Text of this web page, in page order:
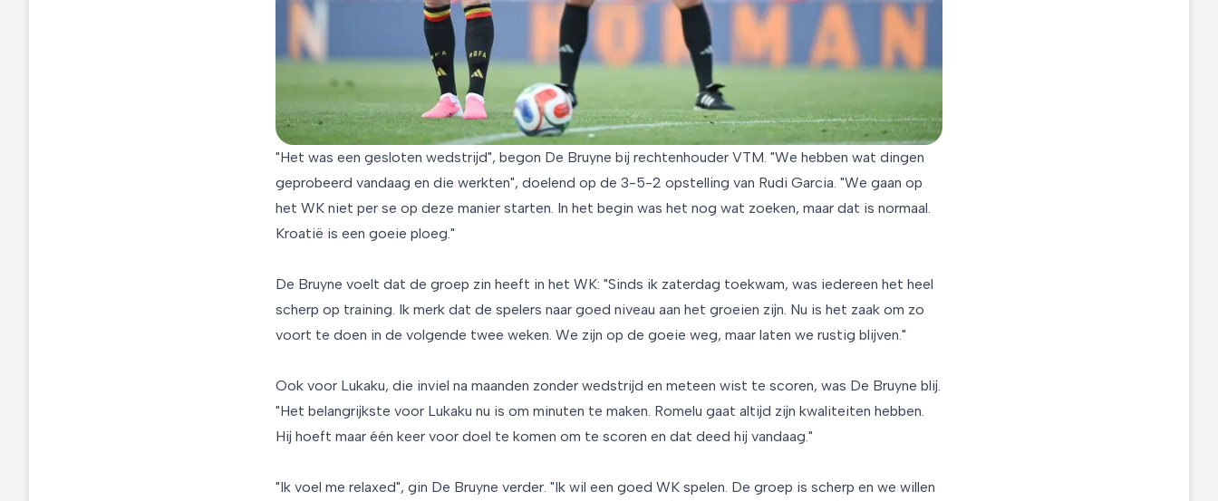
"Het was een gesloten wedstrijd", begon De Bruyne bij rechtenhouder VTM. "We hebben wat dingen
geprobeerd vandaag en die werkten", doelend op de 3-5-2 opstelling van Rudi Garcia. "We gaan op
het WK niet per se op deze manier starten. In het begin was het nog wat zoeken, maar dat is normaal.
Kroatië is een goeie ploeg."
De Bruyne voelt dat de groep zin heeft in het WK: "Sinds ik zaterdag toekwam, was iedereen het heel
scherp op training. Ik merk dat de spelers naar goed niveau aan het groeien zijn. Nu is het zaak om zo
voort te doen in de volgende twee weken. We zijn op de goeie weg, maar laten we rustig blijven."
Ook voor Lukaku, die inviel na maanden zonder wedstrijd en meteen wist te scoren, was De Bruyne blij.
"Het belangrijkste voor Lukaku nu is om minuten te maken. Romelu gaat altijd zijn kwaliteiten hebben.
Hij hoeft maar één keer voor doel te komen om te scoren en dat deed hij vandaag."
"Ik voel me relaxed", gin De Bruyne verder. "Ik wil een goed WK spelen. De groep is scherp en we willen